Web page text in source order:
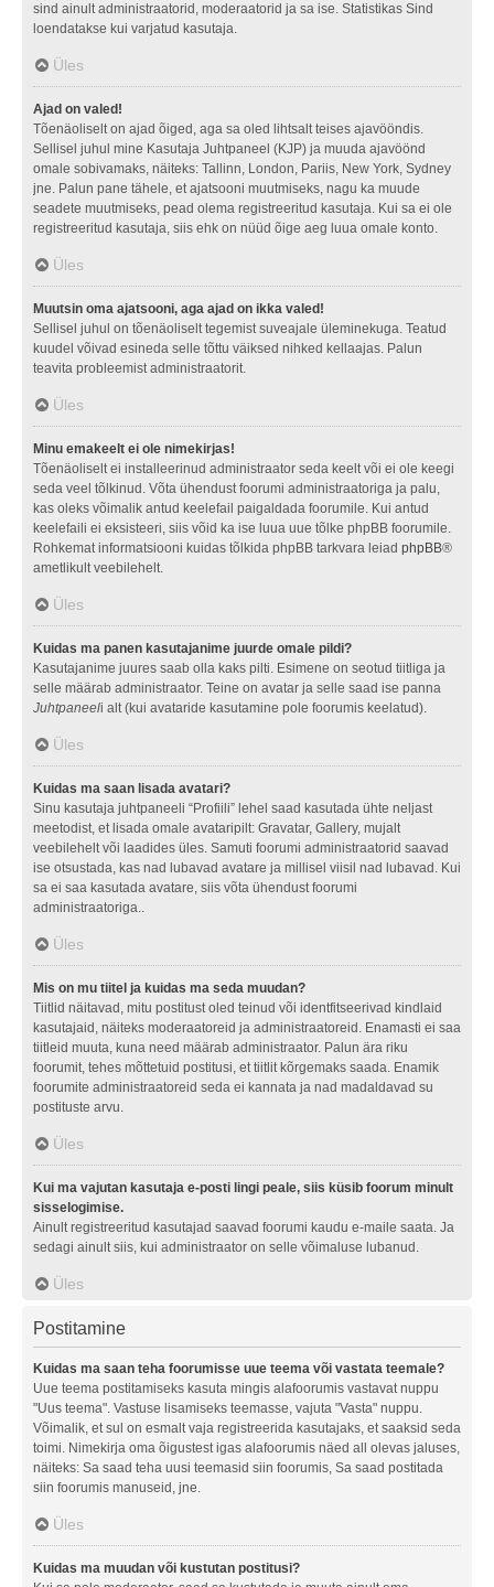
sind ainult administraatorid, moderaatorid ja sa ise. Statistikas Sind
loendatakse kui varjatud kasutaja.
Üles
Ajad on valed!
Tõenäoliselt on ajad õiged, aga sa oled lihtsalt teises ajavööndis.
Sellisel juhul mine Kasutaja Juhtpaneel (KJP) ja muuda ajavöönd
omale sobivamaks, näiteks: Tallinn, London, Pariis, New York, Sydney
jne. Palun pane tähele, et ajatsooni muutmiseks, nagu ka muude
seadete muutmiseks, pead olema registreeritud kasutaja. Kui sa ei ole
registreeritud kasutaja, siis ehk on nüüd õige aeg luua omale konto.
Üles
Muutsin oma ajatsooni, aga ajad on ikka valed!
Sellisel juhul on tõenäoliselt tegemist suveajale üleminekuga. Teatud
kuudel võivad esineda selle tõttu väiksed nihked kellaajas. Palun
teavita probleemist administraatorit.
Üles
Minu emakeelt ei ole nimekirjas!
Tõenäoliselt ei installeerinud administraator seda keelt või ei ole keegi
seda veel tõlkinud. Võta ühendust foorumi administraatoriga ja palu,
kas oleks võimalik antud keelefail paigaldada foorumile. Kui antud
keelefaili ei eksisteeri, siis võid ka ise luua uue tõlke phpBB foorumile.
Rohkemat informatsiooni kuidas tõlkida phpBB tarkvara leiad phpBB®
ametlikult veebilehelt.
Üles
Kuidas ma panen kasutajanime juurde omale pildi?
Kasutajanime juures saab olla kaks pilti. Esimene on seotud tiitliga ja
selle määrab administraator. Teine on avatar ja selle saad ise panna
Juhtpaneeli alt (kui avataride kasutamine pole foorumis keelatud).
Üles
Kuidas ma saan lisada avatari?
Sinu kasutaja juhtpaneeli “Profiili” lehel saad kasutada ühte neljast
meetodist, et lisada omale avataripilt: Gravatar, Gallery, mujalt
veebilehelt või laadides üles. Samuti foorumi administraatorid saavad
ise otsustada, kas nad lubavad avatare ja millisel viisil nad lubavad. Kui
sa ei saa kasutada avatare, siis võta ühendust foorumi
administraatoriga..
Üles
Mis on mu tiitel ja kuidas ma seda muudan?
Tiitlid näitavad, mitu postitust oled teinud või identfitseerivad kindlaid
kasutajaid, näiteks moderaatoreid ja administraatoreid. Enamasti ei saa
tiitleid muuta, kuna need määrab administraator. Palun ära riku
foorumit, tehes mõttetuid postitusi, et tiitlit kõrgemaks saada. Enamik
foorumite administraatoreid seda ei kannata ja nad madaldavad su
postituste arvu.
Üles
Kui ma vajutan kasutaja e-posti lingi peale, siis küsib foorum minult
sisselogimise.
Ainult registreeritud kasutajad saavad foorumi kaudu e-maile saata. Ja
sedagi ainult siis, kui administraator on selle võimaluse lubanud.
Üles
Postitamine
Kuidas ma saan teha foorumisse uue teema või vastata teemale?
Uue teema postitamiseks kasuta mingis alafoorumis vastavat nuppu
"Uus teema". Vastuse lisamiseks teemasse, vajuta "Vasta" nuppu.
Võimalik, et sul on esmalt vaja registreerida kasutajaks, et saaksid seda
toimi. Nimekirja oma õigustest igas alafoorumis näed all olevas jaluses,
näiteks: Sa saad teha uusi teemasid siin foorumis, Sa saad postitada
siin foorumis manuseid, jne.
Üles
Kuidas ma muudan või kustutan postitusi?